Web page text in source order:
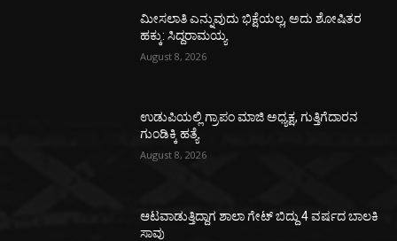
ಮೀಸಲಾತಿ ಎನ್ನುವುದು ಭಿಕ್ಷೆಯಲ್ಲ, ಅದು ಶೋಷಿತರ
ಹಕ್ಕು: ಸಿದ್ದರಾಮಯ್ಯ
August 8, 2026
ಉಡುಪಿಯಲ್ಲಿ ಗ್ರಾಪಂ ಮಾಜಿ ಅಧ್ಯಕ್ಷ, ಗುತ್ತಿಗೆದಾರನ
ಗುಂಡಿಕ್ಕಿ ಹತ್ಯೆ
August 8, 2026
ಆಟವಾಡುತ್ತಿದ್ದಾಗ ಶಾಲಾ ಗೇಟ್‌ ಬಿದ್ದು 4 ವರ್ಷದ ಬಾಲಕಿ
ಸಾವು